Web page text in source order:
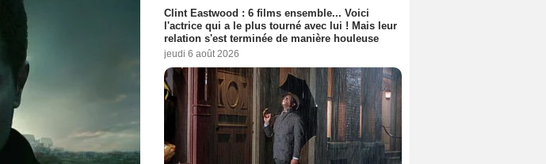
Clint Eastwood : 6 films ensemble... Voici
l'actrice qui a le plus tourné avec lui ! Mais leur
relation s'est terminée de manière houleuse
jeudi 6 août 2026